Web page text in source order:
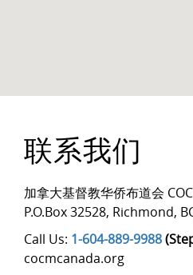
联系我们
加拿大基督教华侨布道会
P.O.Box 32528, Richmond,
Call Us: 1-604-889-9988
cocmcanada.org